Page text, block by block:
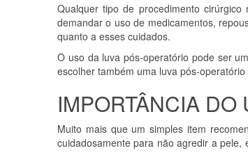
Qualquer tipo de procedimento
demandar o uso de medicamentos,
quanto a esses cuidados.
O uso da luva pós-operatório pode ser
escolher também uma luva pós-
IMPORTÂNCIA DO
Muito mais que um simples item
cuidadosamente para não agredir a